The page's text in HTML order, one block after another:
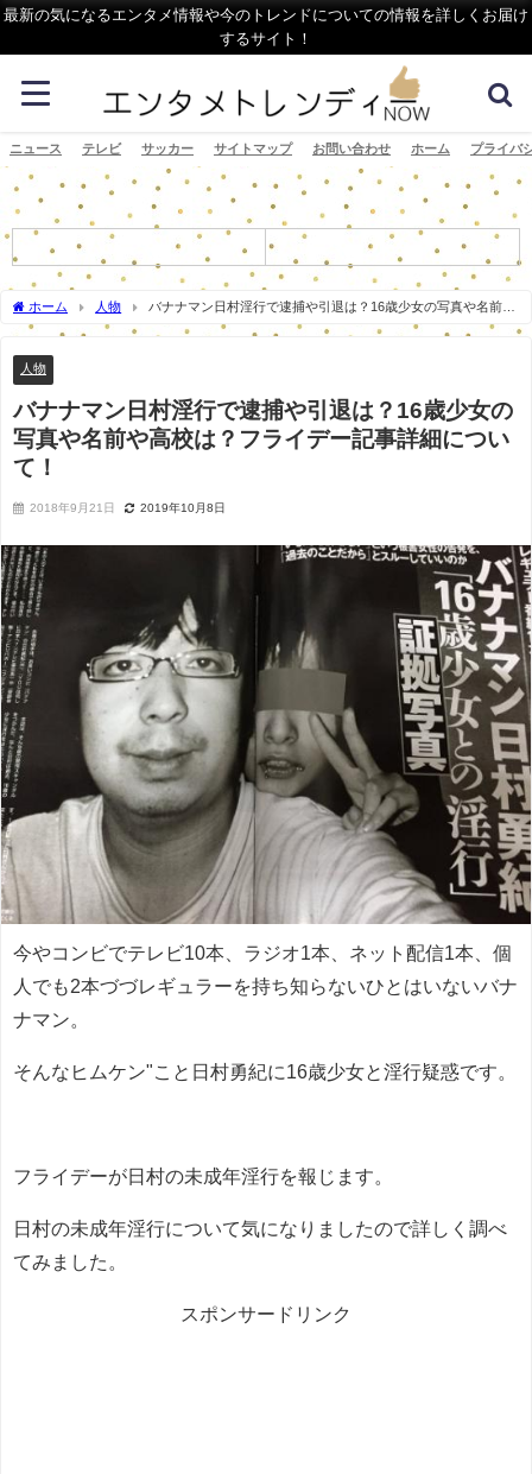
最新の気になるエンタメ情報や今のトレンドについての情報を詳しくお届け
するサイト！
ニュース テレビ サッカー サイトマップ お問い合わせ ホーム プライバ
ホーム 人物
バナナマン日村淫行で逮捕や引退は？16歳少女の写真や名前や
高校は？フライデー記事詳細について！
人物
バナナマン日村淫行で逮捕や引退は？16歳少女の
写真や名前や高校は？フライデー記事詳細につい
て！
2018年9月21日 2019年10月8日
今やコンビでテレビ10本、ラジオ1本、ネット配信1本、個
人でも2本づづレギュラーを持ち知らないひとはいないバナ
ナマン。
そんなヒムケン"こと日村勇紀に16歳少女と淫行疑惑です。
フライデーが日村の未成年淫行を報じます。
日村の未成年淫行について気になりましたので詳しく調べ
てみました。
スポンサードリンク